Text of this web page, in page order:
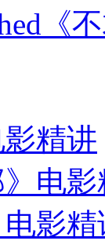
《
影精讲
》电
电影